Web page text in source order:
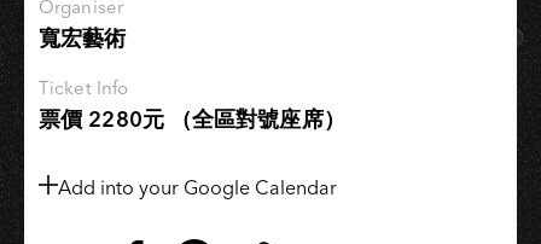
擘
Organiser
寬宏藝術
Ticket Info
票價 2280元 （全區對號座席）
Add into your Google Calendar